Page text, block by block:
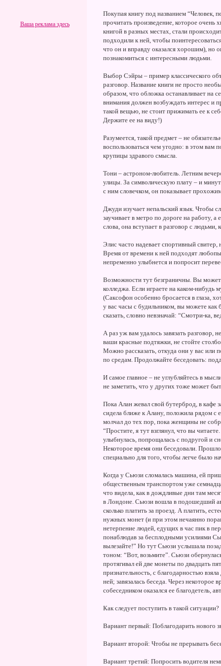
Ваша реклама здесь
Покупая книгу под названием “Человек,
прочитать произведение, которое очень
книгой в разных местах, стали
подходили к ней, чтобы
что он и вправду оказался хорошим), но
познакомиться с интересными людьми.
Выбор Сэйры – пример классического
разговор. Название книги не просто
образом, что обложка останавливает на
внимания должен возбуждать интерес и
такой вещью, не стоит прижимать ее к
Держите ее на виду!)
Разумеется, такой предмет – не
воспользоваться чем угодно: в этом вам
крупицы здравого смысла.
Тони – астроном-любитель. Летним
улицы. За символическую плату – и
с ним словечком, он показывает
Джуди изучает непальский язык. Чтобы
заучивает в метро по дороге на работу, а
слова, она вступает в разговор с
Элис часто надевает спортивный
Время от времени к ней подходят
непременно улыбнется и попросит
Возможности тут безграничны. Вы
колледжа. Если играете на каком-нибудь
(Саксофон особенно бросается в глаза,
у вас часы с будильником, вы можете как
сказать, словно невзначай: “Смотри-ка,
А раз уж вам удалось завязать разговор,
ваши красные подтяжки, не стойте
Можно рассказать, откуда они у вас или
по средам. Продолжайте беседовать:
И самое главное – не углубляйтесь в
не заметить, что у других тоже может
Пока Алан жевал свой бутерброд, в
сидела ближе к Алану, положила рядом с
молчал до тех пор, пока женщины не
“Простите, я тут взглянул, что вы
улыбнулась, попрощалась с подругой и
Некоторое время они беседовали.
специально для того, чтобы легче было
Когда у Сьюзи сломалась машина, ей
общественным транспортом уже
что видела, как в дождливые дни там
в Лондоне. Сьюзи вошла в подошедший
сколько платить за проезд. А платить,
нужных монет (и при этом нечаянно
нетерпение людей, едущих в час пик в
понаблюдав за бесплодными усилиями
вылезайте!” Но тут Сьюзи услышала
тоном: “Вот, возьмите”. Сьюзи
протягивал ей две монеты по двадцать
признательность, с благодарностью
ней; завязалась беседа. Через некоторое
собеседником оказался ее благодетель,
Как следует поступить в такой ситуации?
Вариант первый: Поблагодарить нового
Вариант второй: Чтобы не прерывать
Вариант третий: Попросить водителя